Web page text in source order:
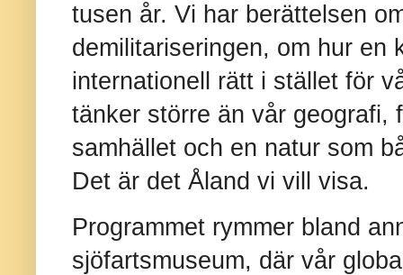
tusen år. Vi har berättelsen
demilitariseringen, om hur en
internationell rätt i stället för
tänker större än vår geografi,
samhället och en natur som
Det är det Åland vi vill visa.
Programmet rymmer bland
sjöfartsmuseum, där vår